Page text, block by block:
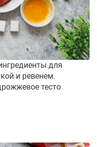
для
и ревенем.
тесто